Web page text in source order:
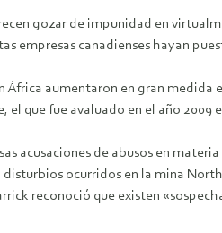
gozar de impunidad en
empresas canadienses hayan
África aumentaron en gran
el que fue avaluado en el año 2009
acusaciones de abusos en
ocurridos en la mina
reconoció que existen